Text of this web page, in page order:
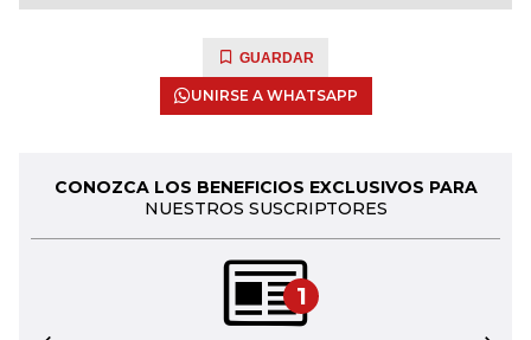
GUARDAR
UNIRSE A WHATSAPP
CONOZCA LOS BENEFICIOS EXCLUSIVOS PARA
NUESTROS SUSCRIPTORES
1